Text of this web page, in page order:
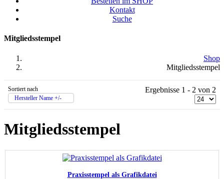
Kontakt
Suche
Mitgliedsstempel
Shop
Mitgliedsstempel
Sortiert nach
Hersteller Name +/-
Ergebnisse 1 - 2 von 2
Mitgliedsstempel
Praxisstempel als Grafikdatei